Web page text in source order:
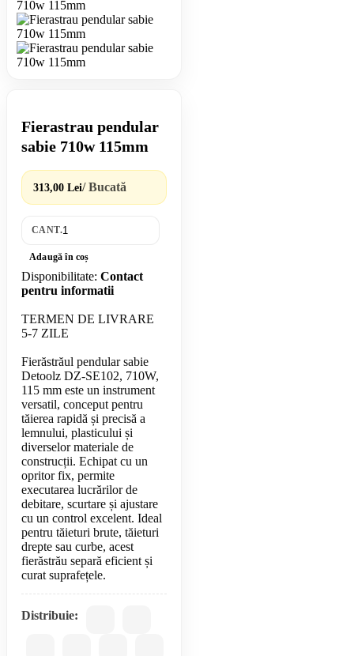
Fierastrau pendular
sabie 710w 115mm
313,00 Lei/ Bucată
CANT.
Adaugă în coș
Disponibilitate: Contact
pentru informatii
TERMEN DE LIVRARE
5-7 ZILE
Fierăstrăul pendular sabie
Detoolz DZ-SE102, 710W,
115 mm este un instrument
versatil, conceput pentru
tăierea rapidă și precisă a
lemnului, plasticului și
diverselor materiale de
construcții. Echipat cu un
opritor fix, permite
executarea lucrărilor de
debitare, scurtare și ajustare
cu un control excelent. Ideal
pentru tăieturi brute, tăieturi
drepte sau curbe, acest
fierăstrău separă eficient și
Distribuie: